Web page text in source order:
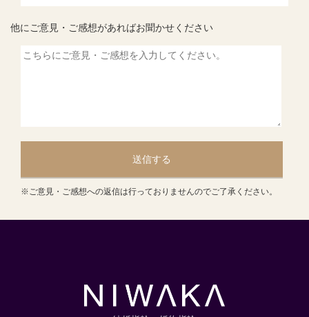
他にご意見・ご感想があればお聞かせください
送信する
※ご意見・ご感想への返信は行っておりませんのでご了承ください。